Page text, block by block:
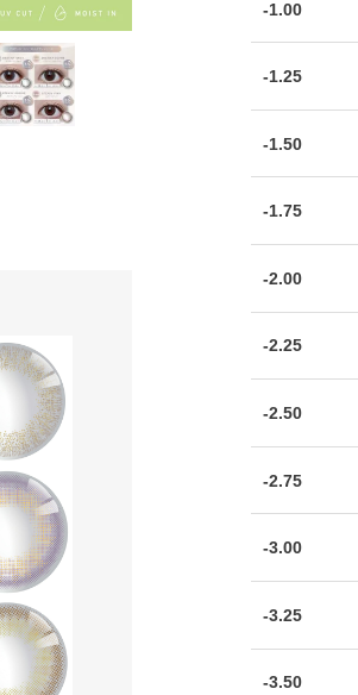
-1.00
-1.25
-1.50
-1.75
-2.00
-2.25
-2.50
-2.75
-3.00
-3.25
-3.50